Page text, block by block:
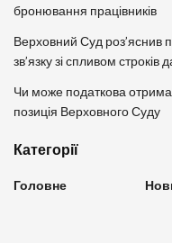
бронювання працівників
Верховний Суд роз’яснив
зв’язку зі спливом строків
Чи може податкова
позиція Верховного Суду
Категорії
Головне